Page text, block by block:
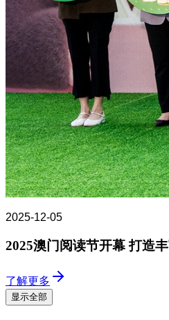
2025-12-05
2025澳门阅读节开幕 打造
了解更多
显示全部